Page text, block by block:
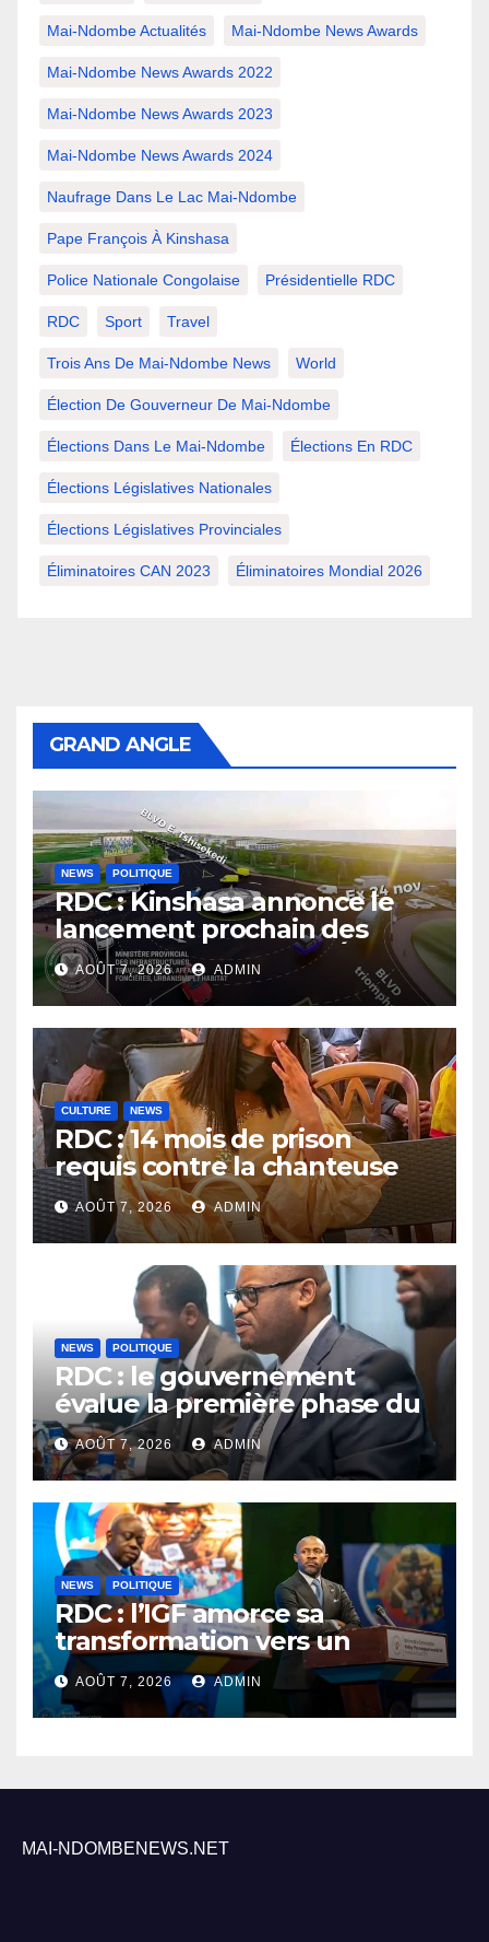
Mai-Ndombe Actualités Mai-Ndombe News Awards
Mai-Ndombe News Awards 2022
Mai-Ndombe News Awards 2023
Mai-Ndombe News Awards 2024
Naufrage Dans Le Lac Mai-Ndombe
Pape François À Kinshasa
Police Nationale Congolaise Présidentielle RDC
RDC Sport Travel
Trois Ans De Mai-Ndombe News World
Élection De Gouverneur De Mai-Ndombe
Élections Dans Le Mai-Ndombe Élections En RDC
Élections Législatives Nationales
Élections Législatives Provinciales
Éliminatoires CAN 2023 Éliminatoires Mondial 2026
GRAND ANGLE
NEWS POLITIQUE
RDC : Kinshasa annonce le
lancement prochain des
travaux du boulevard Étienne
Tshisekedi
AOÛT 7, 2026 ADMIN
CULTURE NEWS
RDC : 14 mois de prison
requis contre la chanteuse
Rebo Tchulo, la partie civile
réclame 250 000 USD de
dommages et intérêts
AOÛT 7, 2026 ADMIN
NEWS POLITIQUE
RDC : le gouvernement
évalue la première phase du
PDL-145T et prépare la
relance du programme
AOÛT 7, 2026 ADMIN
NEWS POLITIQUE
RDC : l’IGF amorce sa
transformation vers un
contrôle permanent et
numérique des finances
publiques
AOÛT 7, 2026 ADMIN
MAI-NDOMBENEWS.NET